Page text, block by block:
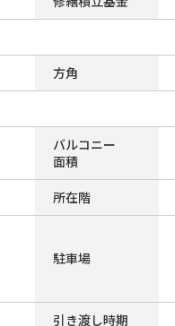
方角
バルコニー
面積
所在階
駐車場
引き渡し時期